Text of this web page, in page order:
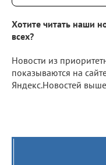
Хотите читать наши
всех?
Новости из
показываются на
Яндекс.Новостей